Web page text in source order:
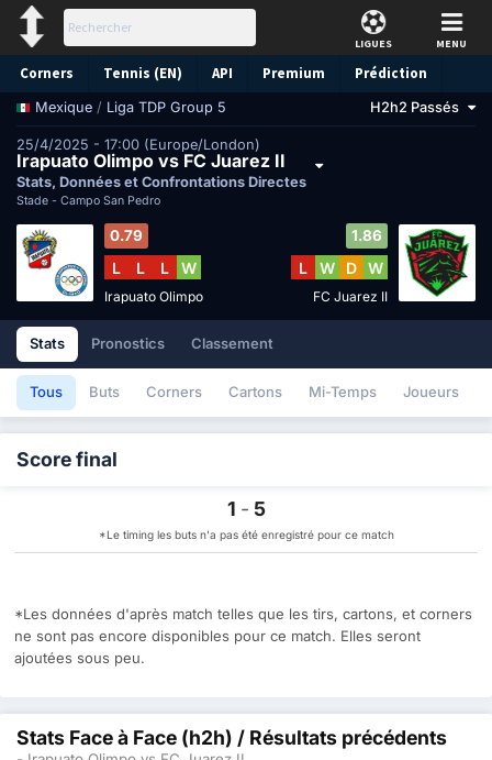
LIGUES MENU
Corners Tennis (EN) API Premium Prédiction
Mexique / Liga TDP Group 5 H2h2 Passés
25/4/2025 - 17:00 (Europe/London)
Irapuato Olimpo vs FC Juarez II
Stats, Données et Confrontations Directes
Stade - Campo San Pedro
0.79
L L L W
Irapuato Olimpo
1.86
L W D W
FC Juarez II
Stats Pronostics Classement
Tous Buts Corners Cartons Mi-Temps Joueurs
Score final
1 - 5
*Le timing les buts n'a pas été enregistré pour ce match
*Les données d'après match telles que les tirs, cartons, et corners
ne sont pas encore disponibles pour ce match. Elles seront
ajoutées sous peu.
Stats Face à Face (h2h) / Résultats précédents